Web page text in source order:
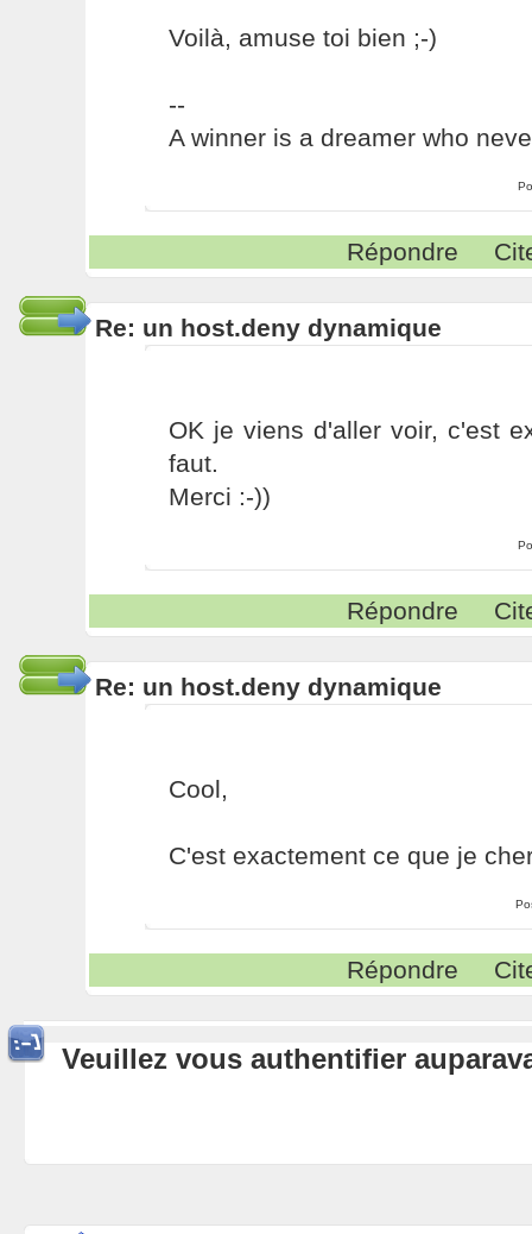
Voilà, amuse toi bien ;-)
--
A winner is a dreamer who
Répondre
Re: un host.deny dynamique
OK je viens d'aller voir, c'est
faut.
Merci :-))
Répondre
Re: un host.deny dynamique
Cool,
C'est exactement ce que je
Répondre
Veuillez vous authentifier